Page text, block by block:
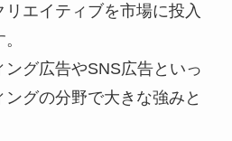
エイティブを市場に投入
グ広告やSNS広告といっ
グの分野で大きな強みと